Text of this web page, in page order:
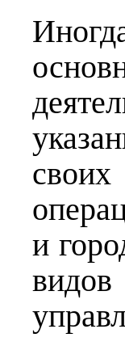
и
видов